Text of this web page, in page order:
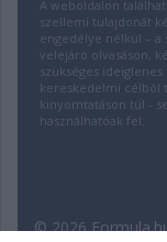
A weboldalon
szellemi tulajdonát
engedélye nélkül – a
velejáró olvasáson,
szükséges
kereskedelmi
kinyomtatáson túl -
használhatóak fel.
© 2026